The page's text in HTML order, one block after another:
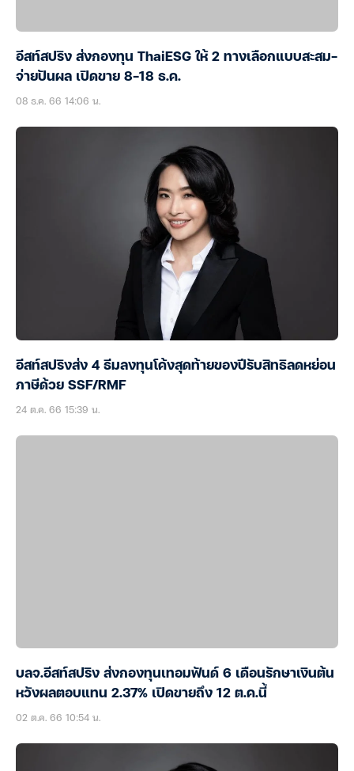
อีสท์สปริง ส่งกองทุน ThaiESG ให้ 2 ทางเลือกแบบสะสม-
จ่ายปันผล เปิดขาย 8-18 ธ.ค.
08 ธ.ค. 66 14:06 น.
อีสท์สปริงส่ง 4 ธีมลงทุนโค้งสุดท้ายของปีรับสิทธิลดหย่อน
ภาษีด้วย SSF/RMF
24 ต.ค. 66 15:39 น.
บลจ.อีสท์สปริง ส่งกองทุนเทอมฟันด์ 6 เดือนรักษาเงินต้น
หวังผลตอบแทน 2.37% เปิดขายถึง 12 ต.ค.นี้
02 ต.ค. 66 10:54 น.